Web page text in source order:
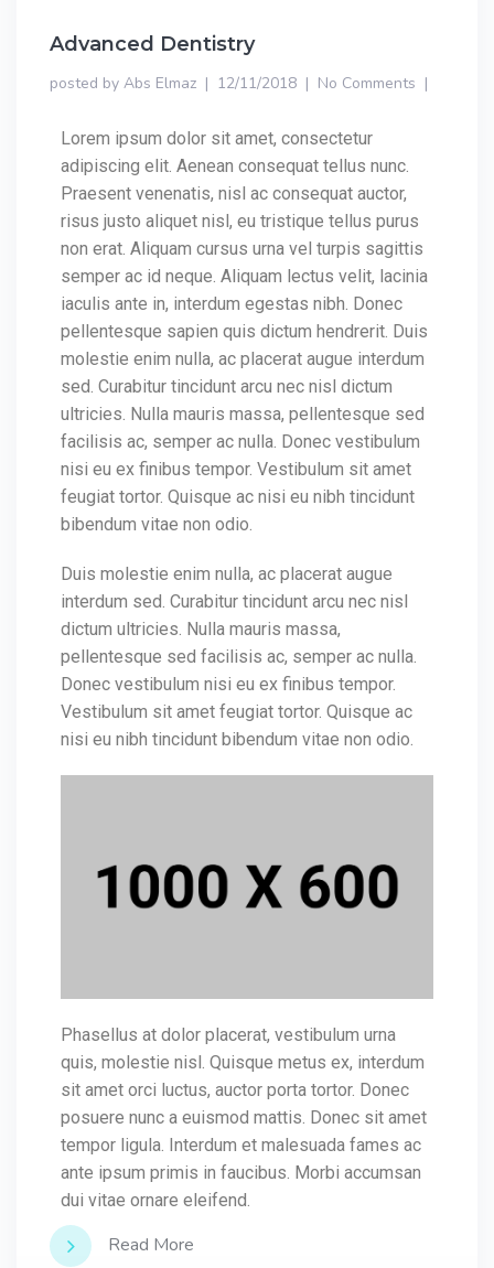
Advanced Dentistry
posted by Abs Elmaz 12/11/2018 No Comments
Lorem ipsum dolor sit amet, consectetur
adipiscing elit. Aenean consequat tellus nunc.
Praesent venenatis, nisl ac consequat auctor,
risus justo aliquet nisl, eu tristique tellus purus
non erat. Aliquam cursus urna vel turpis sagittis
semper ac id neque. Aliquam lectus velit, lacinia
iaculis ante in, interdum egestas nibh. Donec
pellentesque sapien quis dictum hendrerit. Duis
molestie enim nulla, ac placerat augue interdum
sed. Curabitur tincidunt arcu nec nisl dictum
ultricies. Nulla mauris massa, pellentesque sed
facilisis ac, semper ac nulla. Donec vestibulum
nisi eu ex finibus tempor. Vestibulum sit amet
feugiat tortor. Quisque ac nisi eu nibh tincidunt
bibendum vitae non odio.
Duis molestie enim nulla, ac placerat augue
interdum sed. Curabitur tincidunt arcu nec nisl
dictum ultricies. Nulla mauris massa,
pellentesque sed facilisis ac, semper ac nulla.
Donec vestibulum nisi eu ex finibus tempor.
Vestibulum sit amet feugiat tortor. Quisque ac
nisi eu nibh tincidunt bibendum vitae non odio.
Phasellus at dolor placerat, vestibulum urna
quis, molestie nisl. Quisque metus ex, interdum
sit amet orci luctus, auctor porta tortor. Donec
posuere nunc a euismod mattis. Donec sit amet
tempor ligula. Interdum et malesuada fames ac
ante ipsum primis in faucibus. Morbi accumsan
dui vitae ornare eleifend.
Read More